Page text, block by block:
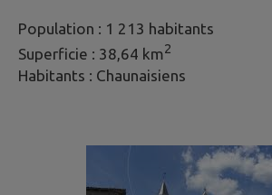
Population : 1 213 habitants
Superficie : 38,64 km2
Habitants : Chaunaisiens